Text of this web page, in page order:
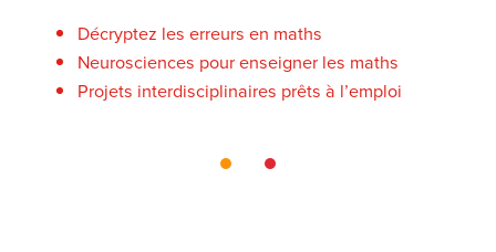
Décryptez les erreurs en maths
Neurosciences pour enseigner les maths
Projets interdisciplinaires prêts à l’emploi